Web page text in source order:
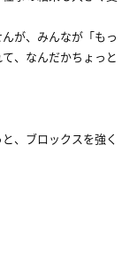
が、みんなが「もっ
、なんだかちょっと
、ブロックスを強く